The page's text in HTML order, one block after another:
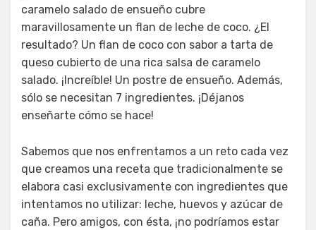
caramelo salado de ensueño cubre
maravillosamente un flan de leche de coco. ¿El
resultado? Un flan de coco con sabor a tarta de
queso cubierto de una rica salsa de caramelo
salado. ¡Increíble! Un postre de ensueño. Además,
sólo se necesitan 7 ingredientes. ¡Déjanos
enseñarte cómo se hace!
Sabemos que nos enfrentamos a un reto cada vez
que creamos una receta que tradicionalmente se
elabora casi exclusivamente con ingredientes que
intentamos no utilizar: leche, huevos y azúcar de
caña. Pero amigos, con ésta, ¡no podríamos estar